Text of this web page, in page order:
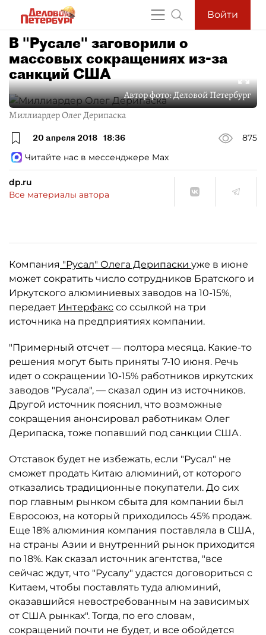
Войти
В "Русале" заговорили о
массовых сокращениях из-за
санкций США
Автор фото:Деловой Петербург
Миллиардер Олег Дерипаска
20 апреля 2018 18:36
875
Читайте нас в мессенджере Max
dp.ru
Все материалы автора
Компания "Русал" Олега Дерипаски уже в июне
может сократить число сотрудников Братского и
Иркутского алюминиевых заводов на 10-15%,
передает Интерфакс со ссылкой на три
источника на предприятиях компании.
"Примерный отсчет — полтора месяца. Какие-то
решения могут быть приняты 7-10 июня. Речь
идет о сокращении 10-15% работников иркутских
заводов "Русала", — сказал один из источников.
Другой источник пояснил, что возможные
сокращения анонсировал работникам Олег
Дерипаска, тоже попавший под санкции США.
Отставок будет не избежать, если "Русал" не
сможет продать Китаю алюминий, от которого
отказались традиционные покупатели. До сих
пор главным рынком сбыта для компании был
Евросоюз, на который приходилось 45% продаж.
Еще 18% алюминия компания поставляла в США,
на страны Азии и внутренний рынок приходится
по 18%. Как сказал источник агентства, "все
сейчас ждут, что "Русалу" удастся договориться с
Китаем, чтобы поставлять туда алюминий,
оказавшийся невостребованным на зависимых
от США рынках". Тогда, по его словам,
сокращений почти не будет, и все обойдется